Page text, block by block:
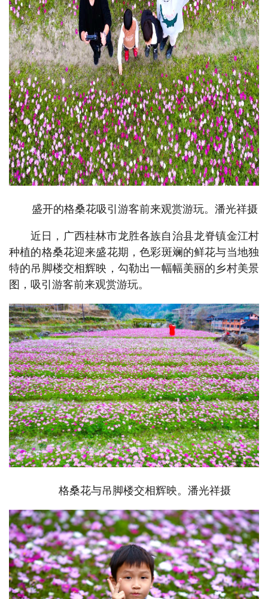
盛开的格桑花吸引游客前来观赏游玩。潘光祥摄
近日，广西桂林市龙胜各族自治县龙脊镇金江村
种植的格桑花迎来盛花期，色彩斑斓的鲜花与当地独
特的吊脚楼交相辉映，勾勒出一幅幅美丽的乡村美景
图，吸引游客前来观赏游玩。
格桑花与吊脚楼交相辉映。潘光祥摄